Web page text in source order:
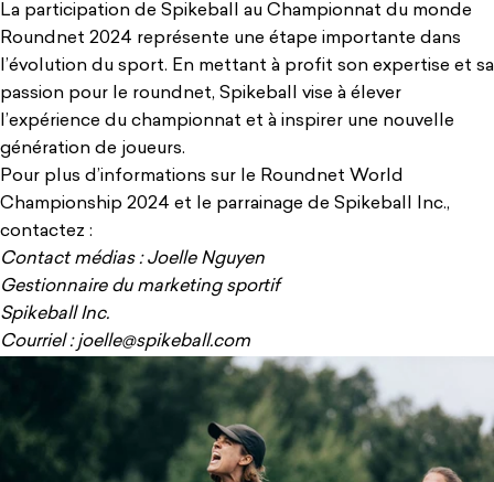
La participation de Spikeball au Championnat du monde
Roundnet 2024 représente une étape importante dans
l’évolution du sport. En mettant à profit son expertise et sa
passion pour le roundnet, Spikeball vise à élever
l’expérience du championnat et à inspirer une nouvelle
génération de joueurs.
Pour plus d’informations sur le Roundnet World
Championship 2024 et le parrainage de Spikeball Inc.,
contactez :
Contact médias : Joelle Nguyen
Gestionnaire du marketing sportif
Spikeball Inc.
Courriel : joelle@spikeball.com